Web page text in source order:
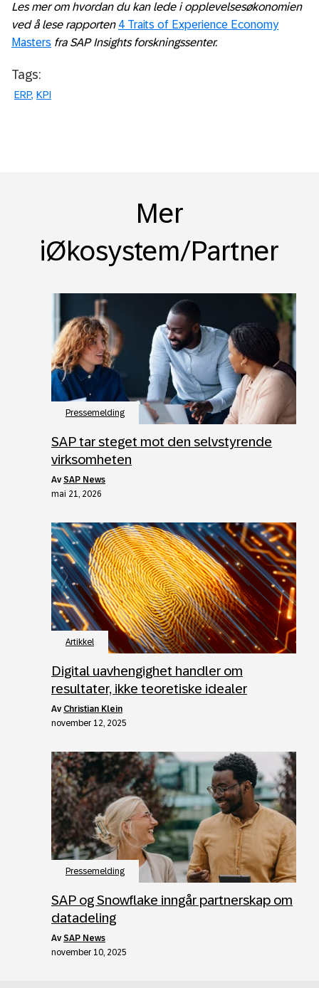
Les mer om hvordan du kan lede i opplevelsesøkonomien
ved å lese rapporten 4 Traits of Experience Economy
Masters fra SAP Insights forskningssenter.
Tags:
ERP KPI
Mer
iØkosystem/Partner
Pressemelding
SAP tar steget mot den selvstyrende
virksomheten
avSAP News
mai 21, 2026
Artikkel
Digital uavhengighet handler om
resultater, ikke teoretiske idealer
av Christian Klein
november 12, 2025
Pressemelding
SAP og Snowflake inngår partnerskap om
datadeling
avSAP News
november 10, 2025